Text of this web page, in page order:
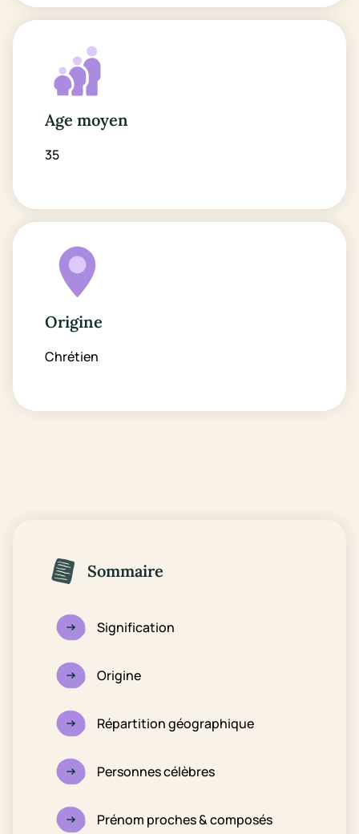
Age moyen
35
Origine
Chrétien
Sommaire
Signification
Origine
Répartition géographique
Personnes célèbres
Prénom proches & composés